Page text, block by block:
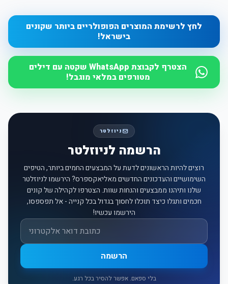
לחץ לרשימת המוצרים הפופולריים ביותר שקונים
בישראל!
הצטרף לקבוצת WhatsApp שקטה עם דילים
מטורפים במלאי מוגבל!
ניוזלטר
הרשמה לניוזלטר
רוצים להיות הראשונים לדעת על המבצעים החמים ביותר, הטיפים
השימושיים והעדכונים החדשים מאליאקספרס? הירשמו לניוזלטר
שלנו ותיהנו ממבצעים והנחות שוות. הצטרפו לקהילה של קונים
חכמים ותגלו כיצד תוכלו לחסוך בגדול בכל קנייה - אל תפספסו,
הירשמו עכשיו!
אימייל
הרשמה
בלי ספאם. אפשר להסיר בכל רגע.